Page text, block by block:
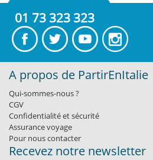
01 73 323 323
A propos de PartirEnItalie
Qui-sommes-nous ?
CGV
Confidentialité et sécurité
Assurance voyage
Pour nous contacter
Recevez notre newsletter